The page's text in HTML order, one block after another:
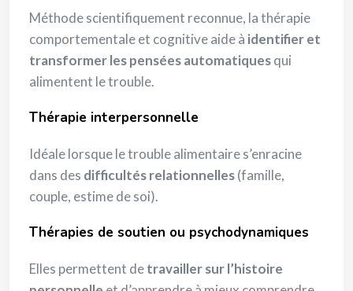
Méthode scientifiquement reconnue, la thérapie
comportementale et cognitive aide à identifier et
transformer les pensées automatiquesqui
alimentent le trouble.
Thérapie interpersonnelle
Idéale lorsque le trouble alimentaire s’enracine
dans des difficultés relationnelles(famille,
couple, estime de soi).
Thérapies de soutien ou psychodynamiques
Elles permettent detravailler sur l’histoire